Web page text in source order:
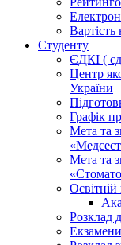
Вартість
Студенту
ЄДКІ (
Центр
України
Графік
Мета та
Мета та
Розклад
Екзамени